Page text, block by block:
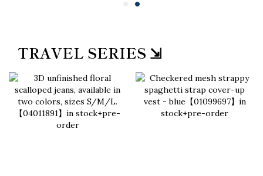
TRAVEL SERIES ⇲